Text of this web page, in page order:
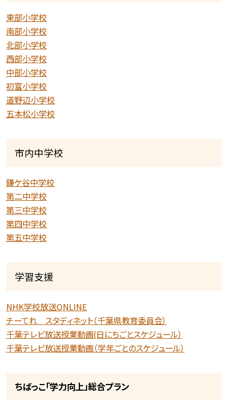
東部小学校
南部小学校
北部小学校
西部小学校
中部小学校
初富小学校
道野辺小学校
五本松小学校
市内中学校
鎌ケ谷中学校
第二中学校
第三中学校
第四中学校
第五中学校
学習支援
NHK学校放送ONLINE
チーてれ スタディネット（千葉県教育委員会）
千葉テレビ放送授業動画(日にちごとスケジュール）
千葉テレビ放送授業動画（学年ごとのスケジュール）
ちばっこ「学力向上」総合プラン